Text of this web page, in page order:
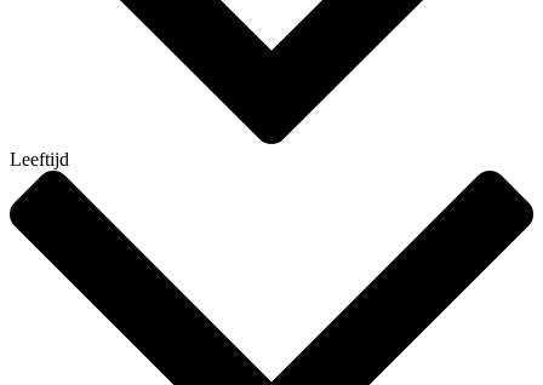
Leeftijd